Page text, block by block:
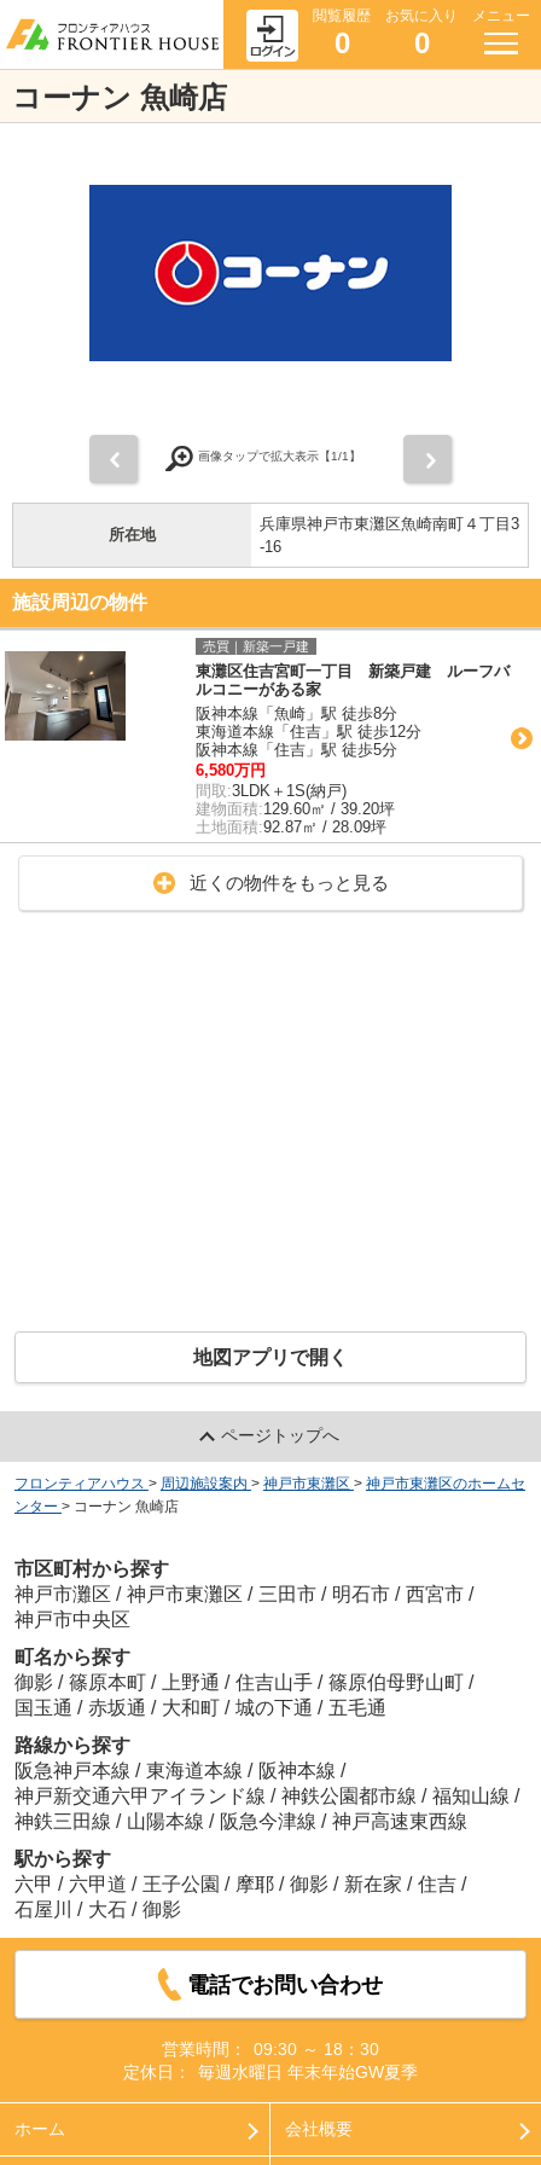
閲覧履歴
0
お気に入り
0
メニュー
コーナン 魚崎店
画像タップで拡大表示【1/1】
所在地
兵庫県神戸市東灘区魚崎南町４丁目3
-16
施設周辺の物件
売買｜新築一戸建
東灘区住吉宮町一丁目 新築戸建 ルーフバ
ルコニーがある家
阪神本線「魚崎」駅 徒歩8分
東海道本線「住吉」駅 徒歩12分
阪神本線「住吉」駅 徒歩5分
6,580万円
間取:3LDK＋1S(納戸)
建物面積:129.60㎡ / 39.20坪
土地面積:92.87㎡ / 28.09坪
近くの物件をもっと見る
地図アプリで開く
ページトップへ
フロンティアハウス > 周辺施設案内 > 神戸市東灘区 > 神戸市東灘区のホームセ
ンター > コーナン 魚崎店
市区町村から探す
神戸市灘区 / 神戸市東灘区 / 三田市 / 明石市 / 西宮市 /
神戸市中央区
町名から探す
御影 / 篠原本町 / 上野通 / 住吉山手 / 篠原伯母野山町 /
国玉通 / 赤坂通 / 大和町 / 城の下通 / 五毛通
路線から探す
阪急神戸本線 / 東海道本線 / 阪神本線 /
神戸新交通六甲アイランド線 / 神鉄公園都市線 / 福知山線 /
神鉄三田線 / 山陽本線 / 阪急今津線 / 神戸高速東西線
駅から探す
六甲 / 六甲道 / 王子公園 / 摩耶 / 御影 / 新在家 / 住吉 /
石屋川
/ 大石 / 御影
電話でお問い合わせ
営業時間：
09:30 ～ 18：30
定休日：
毎週水曜日 年末年始GW夏季
ホーム 会社概要